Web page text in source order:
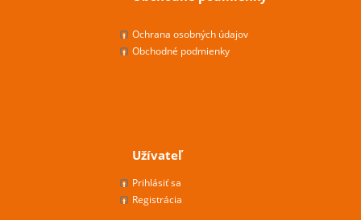
Ochrana osobných údajov
Obchodné podmienky
Užívateľ
Prihlásiť sa
Registrácia